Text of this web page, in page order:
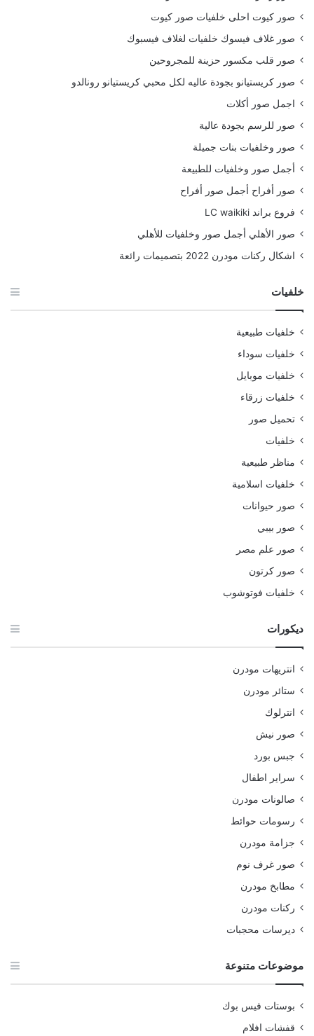
صور كيوت احلى خلفيات صور كيوت
صور غلاف فيسوك خلفيات لغلاف فيسبوك
صور قلب مكسور حزينة للمجروحين
صور كريستيانو بجودة عاليه لكل محبي كريستيانو رونالدو
اجمل صور أكلات
صور للرسم بجودة عالية
صور وخلفيات بنات جميلة
أجمل صور وخلفيات للطبيعة
صور أفراح أجمل صور أفراح
فروع براند LC waikiki
صور الأهلي أجمل صور وخلفيات للأهلي
اشكال ركنات مودرن 2022 بتصميمات رائعة
خلفيات
خلفيات طبيعية
خلفيات سوداء
خلفيات موبايل
خلفيات زرقاء
تحميل صور
خلفيات
مناظر طبيعية
خلفيات اسلامية
صور حيوانات
صور بيبي
صور علم مصر
صور كرتون
خلفيات فوتوشوب
ديكورات
انتريهات مودرن
ستائر مودرن
انترلوك
صور نيش
جبس بورد
سراير اطفال
صالونات مودرن
رسومات حوائط
جزامة مودرن
صور غرف نوم
مطابخ مودرن
ركنات مودرن
ديرسات محجبات
موضوعات متنوعة
بوستات فيس بوك
قفشات افلام